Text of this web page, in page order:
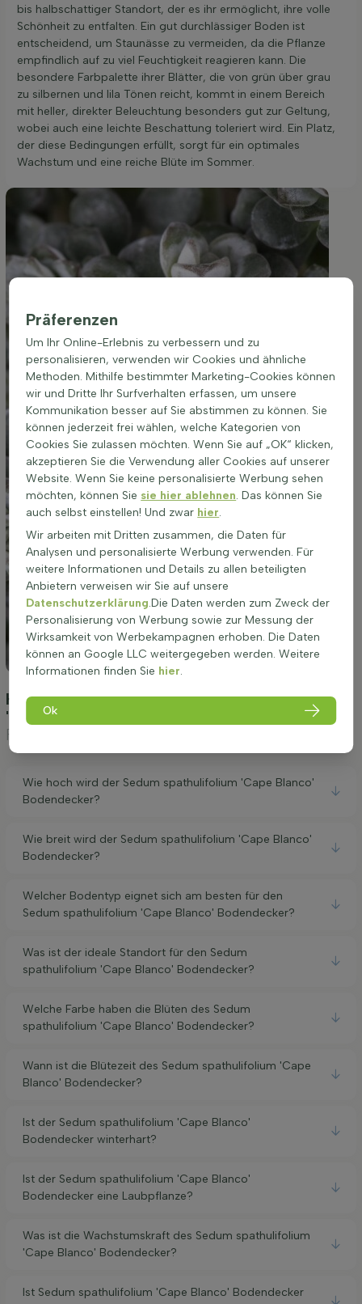
bis halbschattiger Standort, der es ihr ermöglicht, ihre volle
Schönheit zu entfalten. Ein gut durchlässiger Boden ist
entscheidend, um Staunässe zu vermeiden, da die Pflanze
empfindlich auf zu viel Feuchtigkeit reagieren kann. Die
besondere Farbpalette ihrer Blätter, die von grün über grau
zu silbernen und lila Tönen reicht, kommt in einem Bereich
mit heller, direkter Beleuchtung besonders gut zur Geltung,
wobei auch eine leichte Beschattung toleriert wird. Ein Platz,
der diese Bedingungen erfüllt, sorgt für ein optimales
Wachstum und eine reiche Blüte im Sommer.
Häufig gestellte Fragen Sedum spathulifolium
'Cape Blanco' Bodendecker
(Silberspatel-
Fetthenne)
Wie hoch wird der Sedum spathulifolium 'Cape Blanco'
Bodendecker?
Wie breit wird der Sedum spathulifolium 'Cape Blanco'
Bodendecker?
Welcher Bodentyp eignet sich am besten für den
Sedum spathulifolium 'Cape Blanco' Bodendecker?
Was ist der ideale Standort für den Sedum
spathulifolium 'Cape Blanco' Bodendecker?
Welche Farbe haben die Blüten des Sedum
spathulifolium 'Cape Blanco' Bodendecker?
Wann ist die Blütezeit des Sedum spathulifolium 'Cape
Blanco' Bodendecker?
Ist der Sedum spathulifolium 'Cape Blanco'
Bodendecker winterhart?
Ist der Sedum spathulifolium 'Cape Blanco'
Bodendecker eine Laubpflanze?
Was ist die Wachstumskraft des Sedum spathulifolium
'Cape Blanco' Bodendecker?
Ist Sedum spathulifolium 'Cape Blanco' Bodendecker
Präferenzen
Um Ihr Online-Erlebnis zu verbessern und zu
personalisieren, verwenden wir Cookies und ähnliche
Methoden. Mithilfe bestimmter Marketing-Cookies können
wir und Dritte Ihr Surfverhalten erfassen, um unsere
Kommunikation besser auf Sie abstimmen zu können. Sie
können jederzeit frei wählen, welche Kategorien von
Cookies Sie zulassen möchten. Wenn Sie auf „OK“ klicken,
akzeptieren Sie die Verwendung aller Cookies auf unserer
Website. Wenn Sie keine personalisierte Werbung sehen
möchten, können Sie sie hier ablehnen. Das können Sie
auch selbst einstellen! Und zwar hier.
Wir arbeiten mit Dritten zusammen, die Daten für
Analysen und personalisierte Werbung verwenden. Für
weitere Informationen und Details zu allen beteiligten
Anbietern verweisen wir Sie auf unsere
Datenschutzerklärung.Die Daten werden zum Zweck der
Personalisierung von Werbung sowie zur Messung der
Wirksamkeit von Werbekampagnen erhoben. Die Daten
können an Google LLC weitergegeben werden. Weitere
Informationen finden Sie hier.
Ok